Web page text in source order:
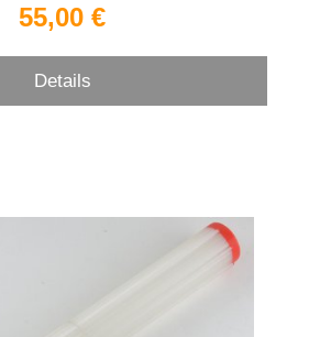
55,00 €
Details